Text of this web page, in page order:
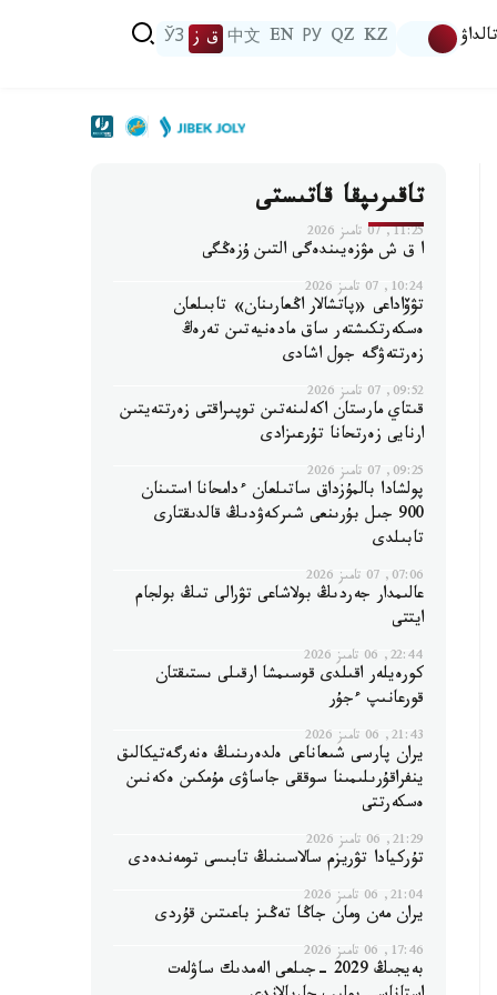
تالداۋ KZ
QZ
РУ
EN
中文 ق ز ЎЗ
تاقىرىپقا قاتىستى
11:25, 07 تامىز 2026
ا ق ش مۋزەيىندەگى التىن ۇزەڭگى
10:24, 07 تامىز 2026
تۋۆاداعى «پاتشالار اڭعارىنان» تابىلعان
ەسكەرتكىشتەر ساق مادەنيەتىن تەرەڭ
زەرتتەۋگە جول اشادى
09:52, 07 تامىز 2026
قىتاي مارستان اكەلىنەتىن توپىراقتى زەرتتەيتىن
ارنايى زەرتحانا تۇرعىزادى
09:25, 07 تامىز 2026
پولشادا بالمۇزداق ساتىلعان ءدامحانا استىنان
900 جىل بۇرىنعى شىركەۋدىڭ قالدىقتارى
تابىلدى
07:06, 07 تامىز 2026
عالىمدار جەردىڭ بولاشاعى تۋرالى تىڭ بولجام
ايتتى
22:44, 06 تامىز 2026
كورەيلەر اقىلدى قوسىمشا ارقىلى ىستىقتان
قورعانىپ ءجۇر
21:43, 06 تامىز 2026
يران پارسى شىعاناعى ەلدەرىنىڭ ەنەرگەتيكالىق
ينفراقۇرىلىمىنا سوققى جاساۋى مۇمكىن ەكەنىن
ەسكەرتتى
21:29, 06 تامىز 2026
تۇركيادا تۋريزم سالاسىنىڭ تابىسى تومەندەدى
21:04, 06 تامىز 2026
يران مەن ومان جاڭا تەڭىز باعىتىن قۇردى
17:46, 06 تامىز 2026
بەيجىڭ 2029 -جىلعى الەمدىك ساۋلەت